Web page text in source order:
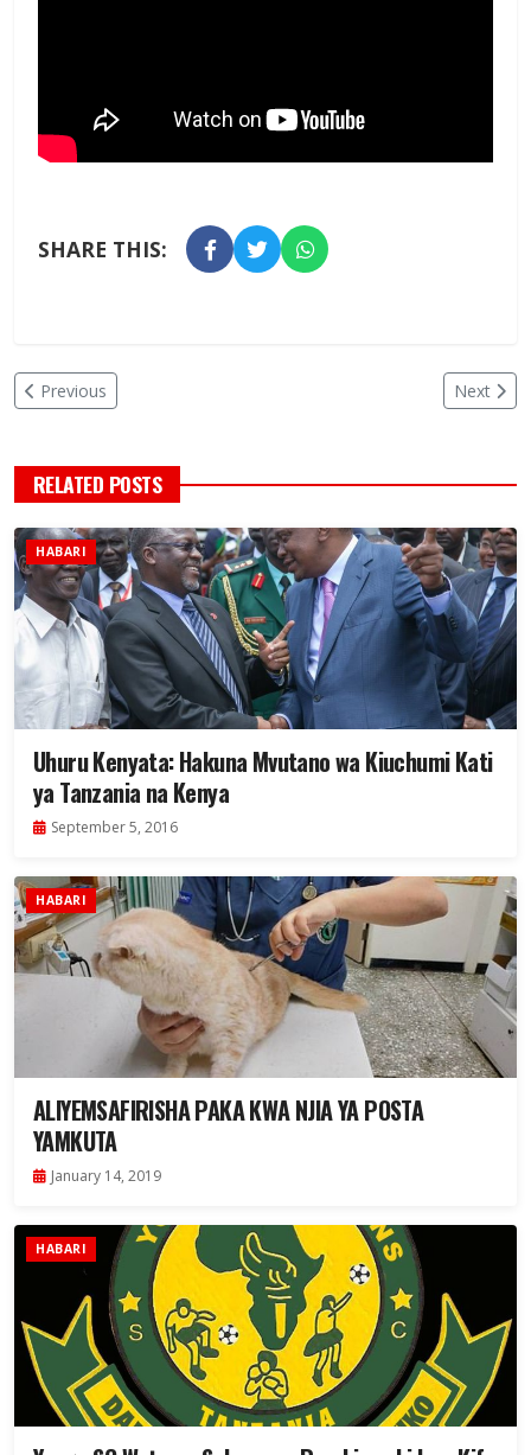
SHARE THIS:
Previous Next
RELATED POSTS
HABARI
Uhuru Kenyata: Hakuna Mvutano wa Kiuchumi Kati
ya Tanzania na Kenya
September 5, 2016
HABARI
ALIYEMSAFIRISHA PAKA KWA NJIA YA POSTA
YAMKUTA
January 14, 2019
HABARI